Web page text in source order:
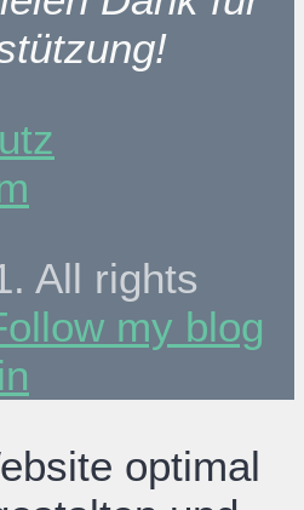
All rights
my blog
optimal